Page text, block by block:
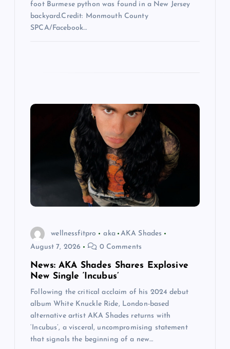
foot Burmese python was found in a New Jersey
backyard.Credit: Monmouth County
SPCA/Facebook…
wellnessfitpro aka
AKA Shades
August 7, 2026
0 Comments
News: AKA Shades Shares Explosive
New Single ‘Incubus’
Following the critical acclaim of his 2024 debut
album White Knuckle Ride, London-based
alternative artist AKA Shades returns with
‘Incubus’, a visceral, uncompromising statement
that signals the beginning of a new…